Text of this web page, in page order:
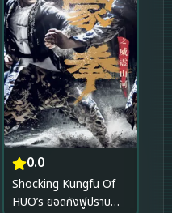
0.0
Shocking Kungfu Of
HUO’s ยอดกังฟูปราบ